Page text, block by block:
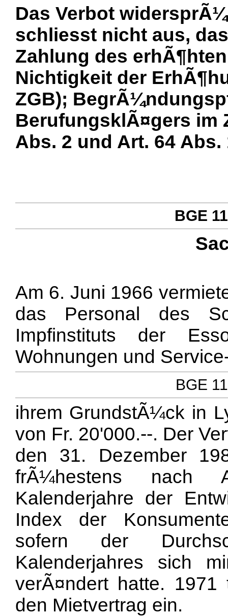
Das Verbot
schliesst nicht aus,
Zahlung des
Nichtigkeit der
ZGB);
BerufungsklÃ¤gers im
Abs. 2 und Art. 64 Abs.
BGE
Am 6. Juni 1966
das Personal des
Impfinstituts der
Wohnungen und
BGE
ihrem GrundstÃ¼ck in
von Fr. 20'000.--. Der
den 31. Dezember
frÃ¼hestens nach
Kalenderjahre der
Index der
sofern der
Kalenderjahres sich
verÃ¤ndert hatte.
den Mietvertrag ein.